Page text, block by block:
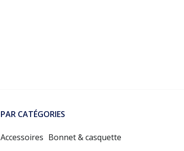
PAR CATÉGORIES
Accessoires Bonnet & casquette